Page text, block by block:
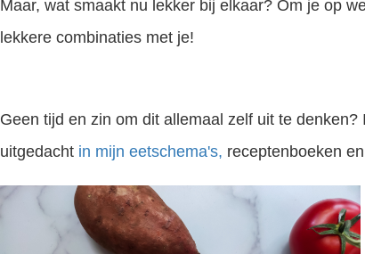
Maar, wat smaakt nu lekker bij elkaar? Om je op
lekkere combinaties met je!
Geen tijd en zin om dit allemaal zelf uit te
uitgedachtin mijn eetschema's, receptenboeken